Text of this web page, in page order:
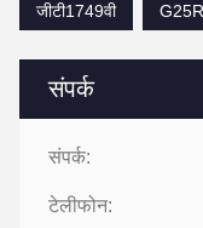
संपर्क
संपर्क:
टेलीफोन:
जीटी1749वी
G25R